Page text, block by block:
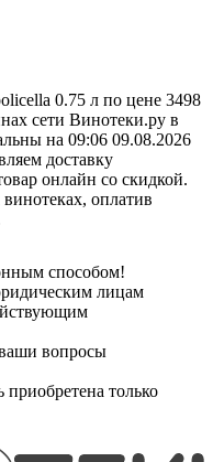
0.75 л по цене 3498
сети Винотеки.ру в
на 09:06 09.08.2026
доставку
онлайн со скидкой.
оплатив
способом!
лицам
вопросы
только